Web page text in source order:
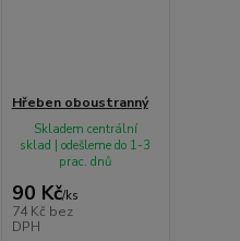
Hřeben oboustranný
90 Kč/ks
74 Kč bez
DPH
Skladem centrální
sklad | odešleme do 1-3
prac. dnů